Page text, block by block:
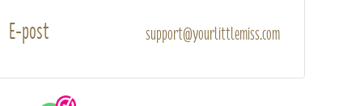
E-post support@yourlittlemiss.com